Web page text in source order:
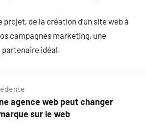
projet, de la création d’un site web à
campagnes marketing, une
partenaire idéal.
agence web peut changer
sur le web